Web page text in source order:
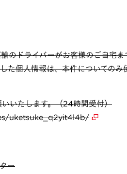
ドライバーがお客様のご自宅
た個人情報は、本件についての
いたします。（24時間受付）
uketsuke_q2yit4l4b/
ー